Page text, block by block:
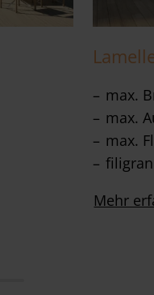
max.
max.
max.
Mehr